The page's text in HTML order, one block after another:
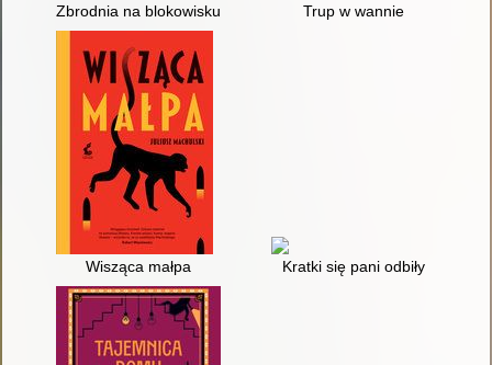
Zbrodnia na blokowisku Trup w wannie
Wisząca małpa Kratki się pani odbiły